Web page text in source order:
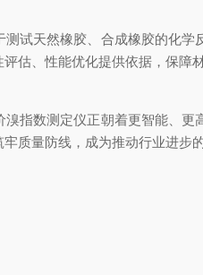
天然橡胶、合成橡胶的化学
估、性能优化提供依据，保障
数测定仪正朝着更智能、更
质量防线，成为推动行业进步